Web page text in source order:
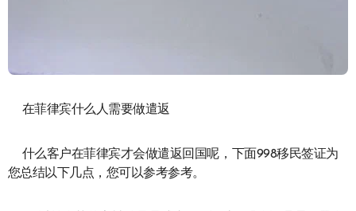
在菲律宾什么人需要做遣返
什么客户在菲律宾才会做遣返回国呢，下面998移民签证为
您总结以下几点，您可以参考参考。